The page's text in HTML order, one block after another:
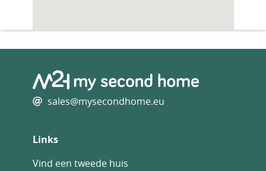
sales@mysecondhome.eu
Links
Vind een tweede huis